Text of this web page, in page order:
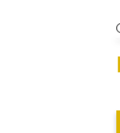
Bebek Doğurduğunu Görmek